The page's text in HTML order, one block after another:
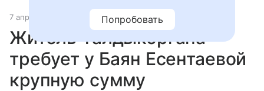
7 апреля 2015 Tengrinews Новости
Житель Талдыкоргана
требует у Баян Есентаевой
крупную сумму
Попробовать